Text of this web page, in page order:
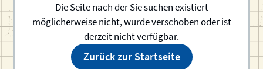
Die Seite nach der Sie suchen existiert
möglicherweise nicht, wurde verschoben oder ist
derzeit nicht verfügbar.
Zurück zur Startseite